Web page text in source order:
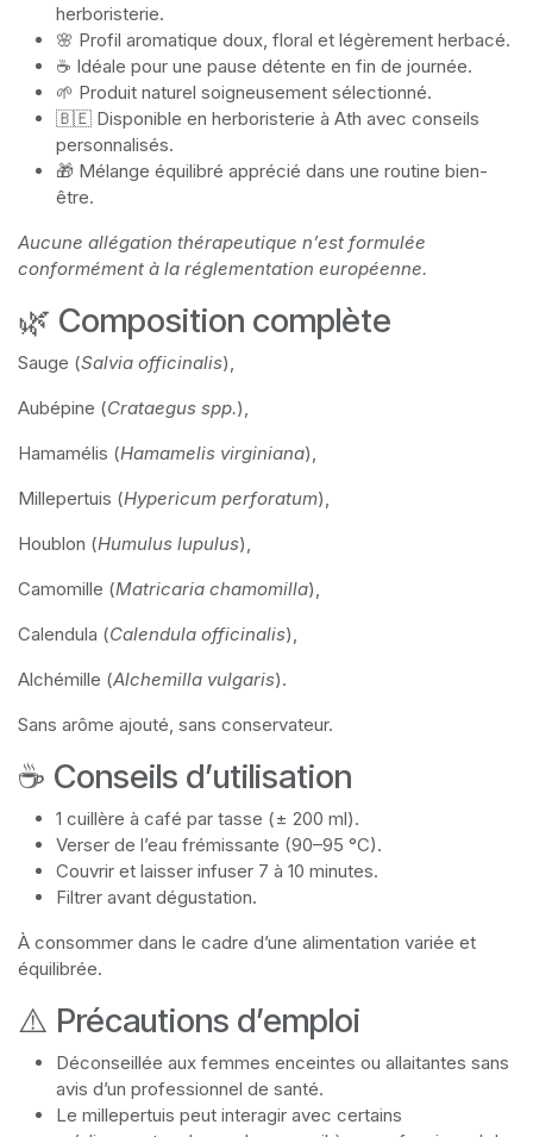
herboristerie.
🌸 Profil aromatique doux, floral et légèrement herbacé.
☕ Idéale pour une pause détente en fin de journée.
🌱 Produit naturel soigneusement sélectionné.
🇧🇪 Disponible en herboristerie à Ath avec conseils
personnalisés.
🎁 Mélange équilibré apprécié dans une routine bien-
être.
Aucune allégation thérapeutique n’est formulée
conformément à la réglementation européenne.
🌿 Composition complète
Sauge (Salvia officinalis),
Aubépine (Crataegus spp.),
Hamamélis (Hamamelis virginiana),
Millepertuis (Hypericum perforatum),
Houblon (Humulus lupulus),
Camomille (Matricaria chamomilla),
Calendula (Calendula officinalis),
Alchémille (Alchemilla vulgaris).
Sans arôme ajouté, sans conservateur.
☕ Conseils d’utilisation
1 cuillère à café par tasse (± 200 ml).
Verser de l’eau frémissante (90–95 °C).
Couvrir et laisser infuser 7 à 10 minutes.
Filtrer avant dégustation.
À consommer dans le cadre d’une alimentation variée et
équilibrée.
⚠️ Précautions d’emploi
Déconseillée aux femmes enceintes ou allaitantes sans
avis d’un professionnel de santé.
Le millepertuis peut interagir avec certains